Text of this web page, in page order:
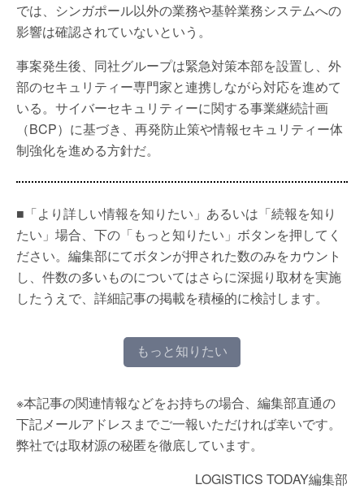
では、シンガポール以外の業務や基幹業務システムへの
影響は確認されていないという。
事案発生後、同社グループは緊急対策本部を設置し、外
部のセキュリティー専門家と連携しながら対応を進めて
いる。サイバーセキュリティーに関する事業継続計画
（BCP）に基づき、再発防止策や情報セキュリティー体
制強化を進める方針だ。
■「より詳しい情報を知りたい」あるいは「続報を知り
たい」場合、下の「もっと知りたい」ボタンを押してく
ださい。編集部にてボタンが押された数のみをカウント
し、件数の多いものについてはさらに深掘り取材を実施
したうえで、詳細記事の掲載を積極的に検討します。
もっと知りたい
※本記事の関連情報などをお持ちの場合、編集部直通の
下記メールアドレスまでご一報いただければ幸いです。
弊社では取材源の秘匿を徹底しています。
LOGISTICS TODAY編集部